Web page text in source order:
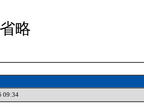
略
09:34